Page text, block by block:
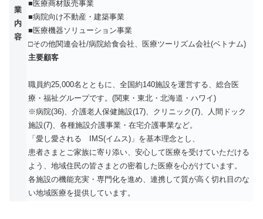
業
内
容
■医療商材販売事業
■病院向け不動産・建築事業
■医療機器ソリューション事業
□その他関連会社/病院給食会社、医療ツーリズム会社(ベトナム)
主要顧客
職員約25,000名とともに、全国約140施設を運営する、総合医
療・福祉グループです。(関東・東北・北海道・ハワイ)
※病院(36)、介護老人保健施設(17)、クリニック(7)、人間ドック
施設(7)、各種施設介護事業・在宅介護事業など。
「愛し愛される IMS(イムス)」を基本理念とし、
患者さまとご家族に寄り添い、安心して医療を受けていただける
よう、地域住民の皆さまとの密着した医療を心がけています。
各施設の機能充実・専門化を進め、連携して質が高く切れ目のな
い地域医療を提供しています。